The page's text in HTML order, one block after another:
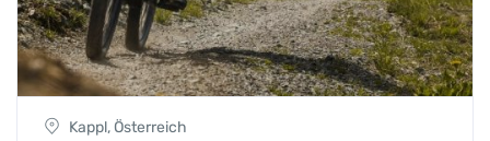
Kappl, Österreich